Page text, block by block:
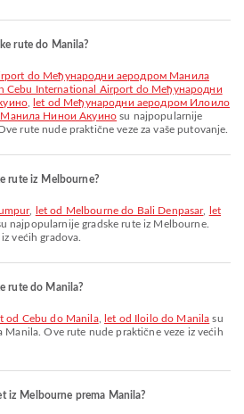
rute do Manila?
Cebu International Airport do Међународни
,
let od Међународни аеродром Илоило
Нинои Акуино su najpopularnije
rute nude praktične veze za vaše putovanje.
rute iz Melbourne?
, let od Melbourne do Bali Denpasar,
let
najpopularnije gradske rute iz Melbourne.
većih gradova.
rute do Manila?
od Cebu do Manila, let od Iloilo do Manila su
Manila. Ove rute nude praktične veze iz većih
iz Melbourne prema Manila?